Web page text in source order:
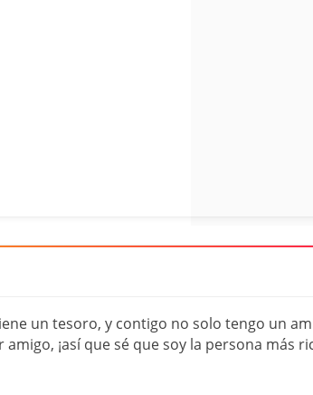
un tesoro, y contigo no solo tengo un
¡así que sé que soy la persona más